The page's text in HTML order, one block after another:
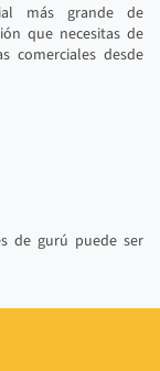
más grande de
que necesitas de
comerciales desde
de gurú puede ser